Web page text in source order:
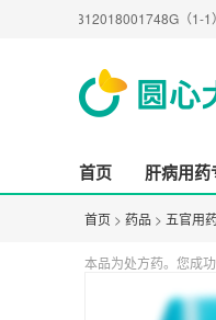
（1-1） 药品
首页 肝病用药
首页 > 药品 > 五官用
本品为处方药。您成